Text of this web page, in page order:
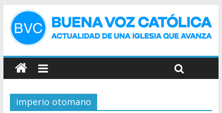
imperio otomano